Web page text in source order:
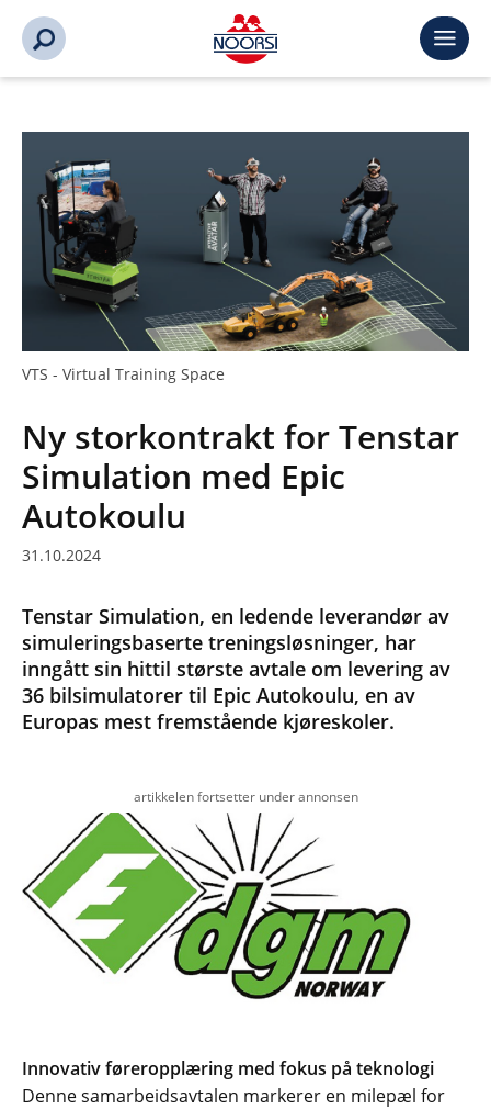
VTS - Virtual Training Space
Ny storkontrakt for Tenstar
Simulation med Epic
Autokoulu
31.10.2024
Tenstar Simulation, en ledende leverandør av
simuleringsbaserte treningsløsninger, har
inngått sin hittil største avtale om levering av
36 bilsimulatorer til Epic Autokoulu, en av
Europas mest fremstående kjøreskoler.
artikkelen fortsetter under annonsen
Innovativ føreropplæring med fokus på teknologi
Denne samarbeidsavtalen markerer en milepæl for